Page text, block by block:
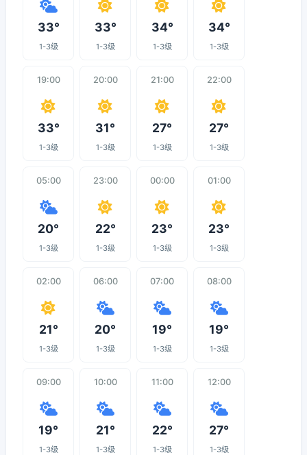
33°
1-3级
33°
1-3级
34°
1-3级
34°
1-3级
19:00
33°
1-3级
20:00
31°
1-3级
21:00
27°
1-3级
22:00
27°
1-3级
05:00
20°
1-3级
23:00
22°
1-3级
00:00
23°
1-3级
01:00
23°
1-3级
02:00
21°
1-3级
06:00
20°
1-3级
07:00
19°
1-3级
08:00
19°
1-3级
09:00
19°
1-3级
10:00
21°
1-3级
11:00
22°
1-3级
12:00
27°
1-3级